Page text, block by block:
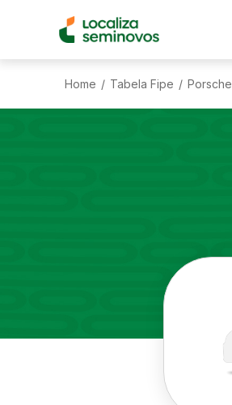
Home / Tabela Fipe / Porsche